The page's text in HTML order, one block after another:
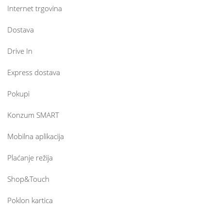
Internet trgovina
Dostava
Drive In
Express dostava
Pokupi
Konzum SMART
Mobilna aplikacija
Plaćanje režija
Shop&Touch
Poklon kartica